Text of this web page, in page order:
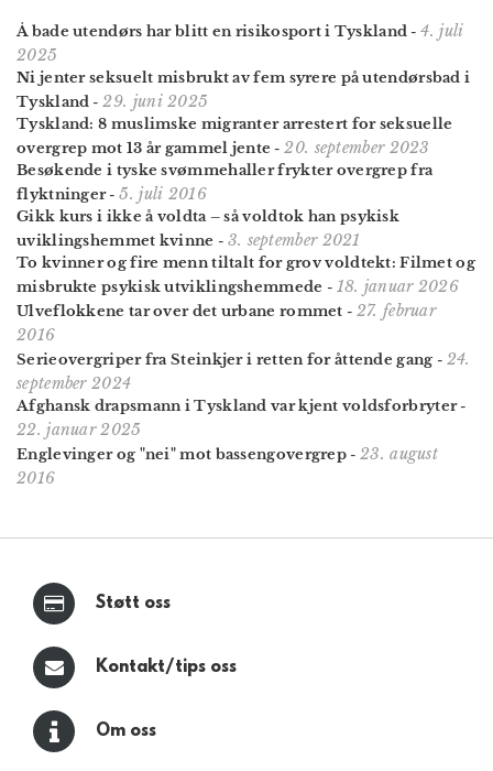
Å bade utendørs har blitt en risiko­sport i Tyskland -4. juli
2025
Ni jenter seksuelt misbrukt av fem syrere på utendørsbad i
Tyskland -29. juni 2025
Tyskland: 8 muslimske migranter arrestert for seksuelle
overgrep mot 13 år gammel jente -20. september 2023
Besøkende i tyske svømmehaller frykter overgrep fra
flyktninger-5. juli 2016
Gikk kurs i ikke å voldta – så voldtok han psykisk
uviklingshemmet kvinne - 3. september 2021
To kvinner og fire menn tiltalt for grov voldtekt: Filmet og
misbrukte psykisk utviklings­hemmede - 18. januar 2026
Ulveflokkene tar over det urbane rommet - 27. februar
2016
Serieovergriper fra Steinkjer i retten for åttende gang - 24.
september 2024
Afghansk draps­mann i Tyskland var kjent volds­forbryter-
22. januar 2025
Englevinger og "nei" mot bassengovergrep - 23. august
2016
Støtt oss
Kontakt/tips oss
Om oss